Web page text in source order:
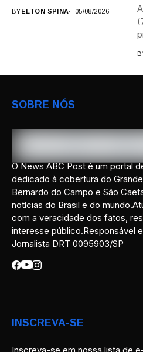
BYELTON SPINA 05/08/2026
SOBRE NÓS
O News ABC Post é um portal
dedicado à cobertura do
Bernardo do Campo e São
notícias do Brasil e do
com a veracidade dos fatos,
interesse público.Responsável
Jornalista DRT 0095903/SP
INSCREVA-SE